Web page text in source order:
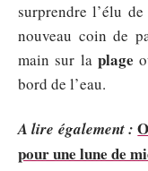
surprendre l’élu
nouveau coin de
main sur laplage
bord de l’eau.
A lire également :
pour une lune de